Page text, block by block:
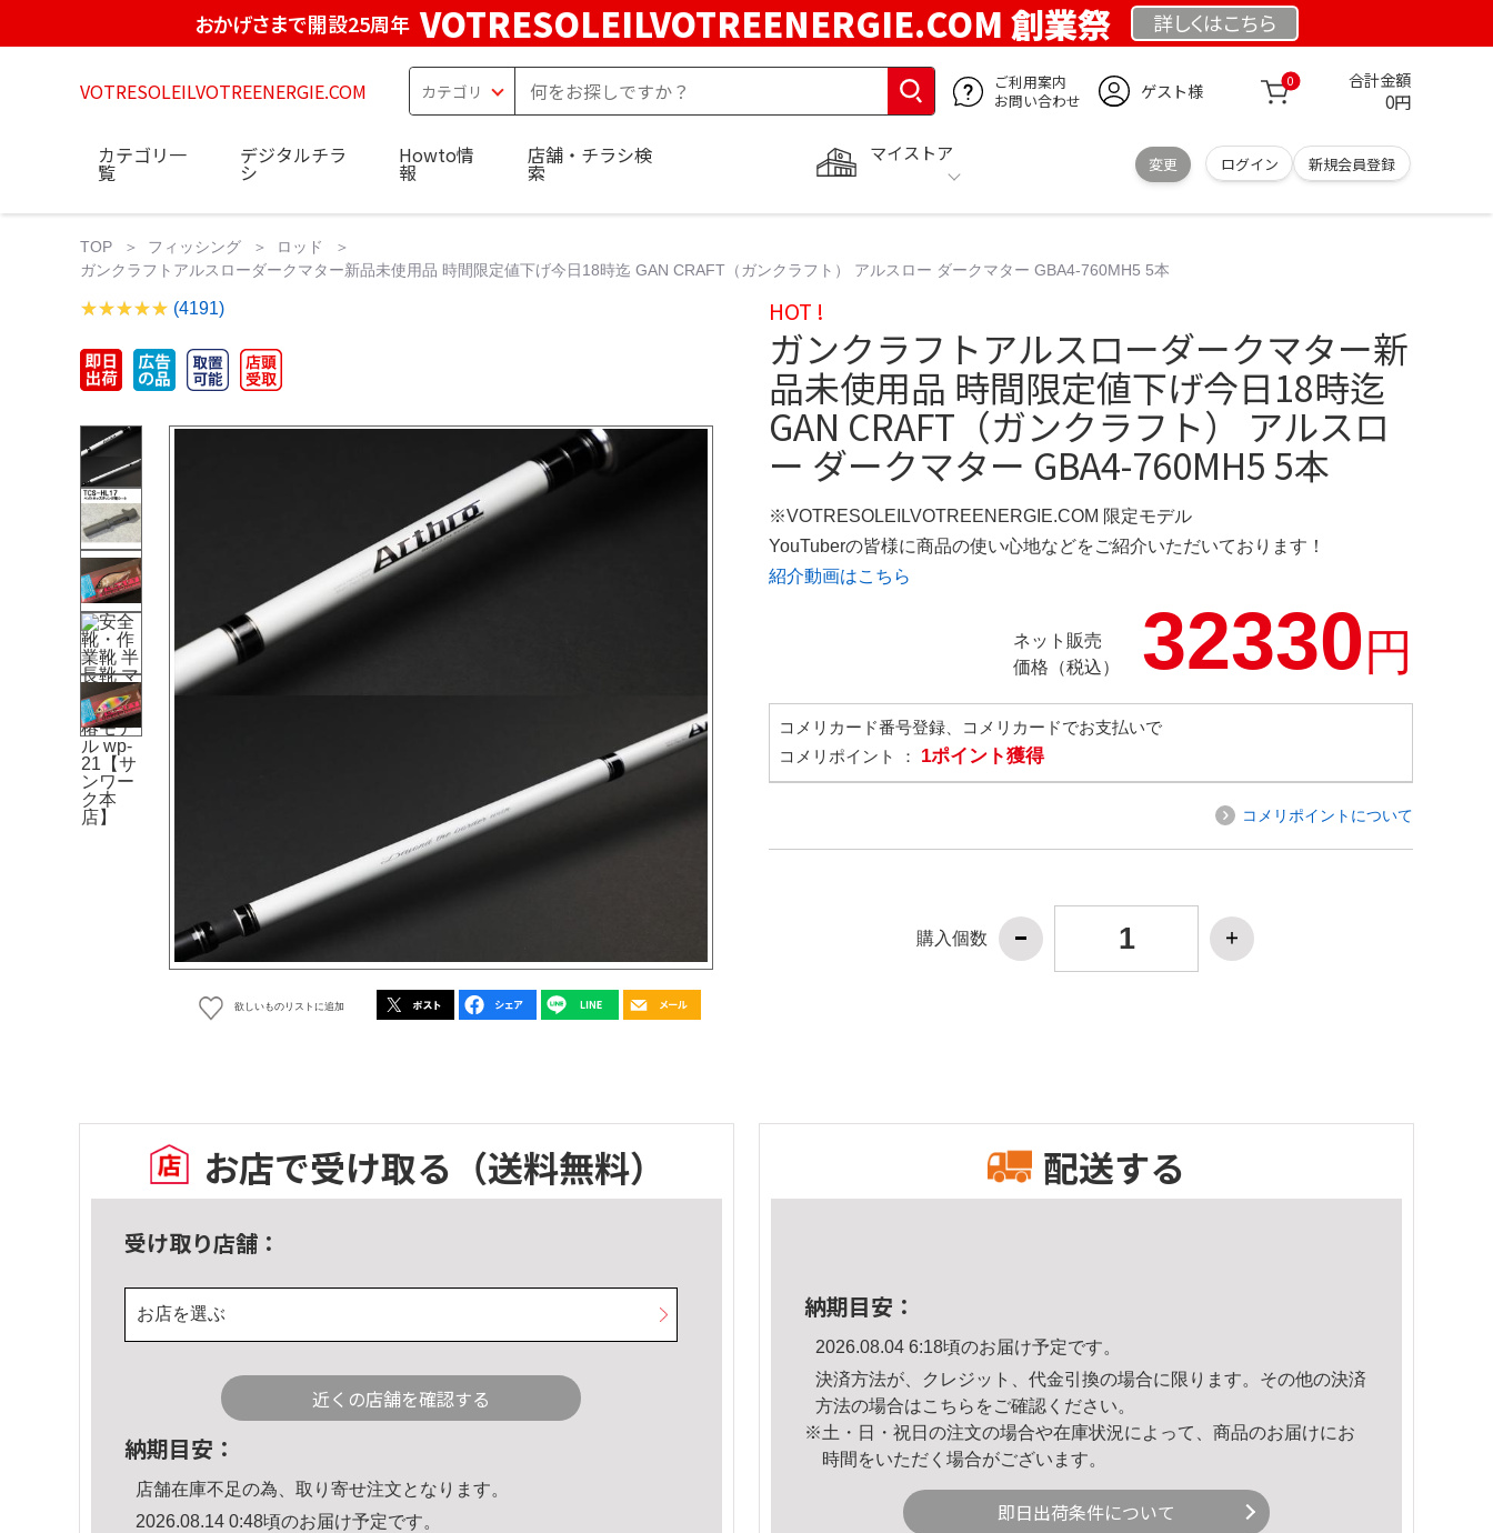
おかげさまで開設25周年 VOTRESOLEILVOTREENERGIE.COM 創業祭 詳しくはこちら
VOTRESOLEILVOTREENERGIE.COM
ご利用案内
お問い合わせ
ゲスト様 0 合計金額
0円
マイストア
変更 ログイン 新規会員登録
カテゴリ一
覧
デジタルチラ
シ
Howto情
報
店舗・チラシ検
索
TOP フィッシング
ロッド
ガンクラフトアルスローダークマター新品未使用品 時間限定値下げ今日18時迄 GAN CRAFT（ガンクラフト） アルスロー ダークマター GBA4-760MH5 5本
(4191)
欲しいものリストに追加
HOT !
ガンクラフトアルスローダークマター新
品未使用品 時間限定値下げ今日18時迄
GAN CRAFT（ガンクラフト） アルスロ
ー ダークマター GBA4-760MH5 5本
※VOTRESOLEILVOTREENERGIE.COM 限定モデル
YouTuberの皆様に商品の使い心地などをご紹介いただいております！
紹介動画はこちら
ネット販売
価格（税込）
32330円
コメリカード番号登録、コメリカードでお支払いで
コメリポイント ： 1ポイント獲得
コメリポイントについて
購入個数
お店で受け取る （送料無料）
受け取り店舗：
お店を選ぶ
近くの店舗を確認する
納期目安：
店舗在庫不足の為、取り寄せ注文となります。
2026.08.14 0:48頃のお届け予定です。
配送する
納期目安：
2026.08.04 6:18頃のお届け予定です。
決済方法が、クレジット、代金引換の場合に限ります。その他の決済
方法の場合はこちら をご確認ください。
※土・日・祝日の注文の場合や在庫状況によって、商品のお届けにお
時間をいただく場合がございます。
即日出荷条件について